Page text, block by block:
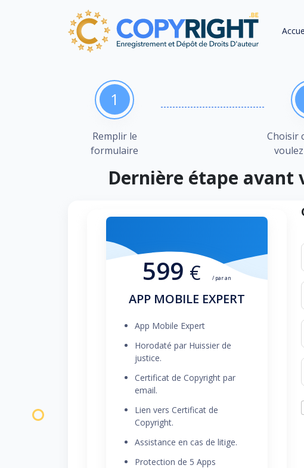
1
Remplir le
formulaire
Choisir
Dernière étape avant
599 € / par an
APP MOBILE EXPERT
App Mobile Expert
Horodaté par Huissier de
justice.
Certificat de Copyright par
email.
Lien vers Certificat de
Copyright.
Assistance en cas de litige.
Protection de 5 Apps